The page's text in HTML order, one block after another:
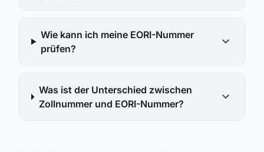
Wie kann ich meine EORI-Nummer
prüfen?
expand_more
Was ist der Unterschied zwischen
Zollnummer und EORI-Nummer?
expand_more